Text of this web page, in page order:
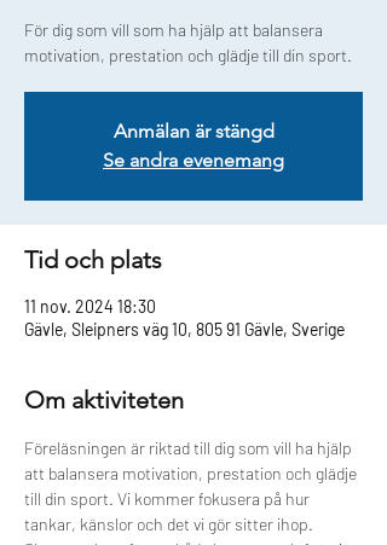
För dig som vill som ha hjälp att balansera
motivation, prestation och glädje till din sport.
Anmälan är stängd
Se andra evenemang
Tid och plats
11 nov. 2024 18:30
Gävle, Sleipners väg 10, 805 91 Gävle, Sverige
Om aktiviteten
Föreläsningen är riktad till dig som vill ha hjälp
att balansera motivation, prestation och glädje
till din sport. Vi kommer fokusera på hur
tankar, känslor och det vi gör sitter ihop.